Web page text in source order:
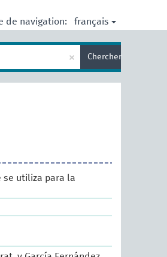
de navigation: français
× Chercher
se utiliza para la